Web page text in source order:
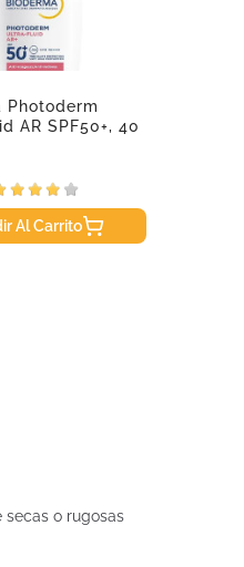
Photoderm
AR SPF50+, 40
Al Carrito
o rugosas